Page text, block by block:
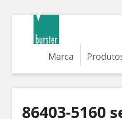
Marca
86403-5160